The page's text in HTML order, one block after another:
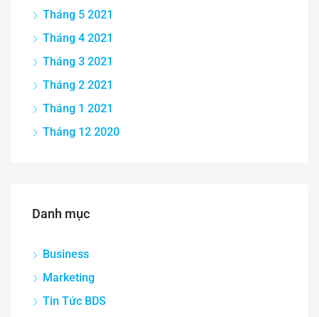
Tháng 5 2021
Tháng 4 2021
Tháng 3 2021
Tháng 2 2021
Tháng 1 2021
Tháng 12 2020
Danh mục
Business
Marketing
Tin Tức BDS